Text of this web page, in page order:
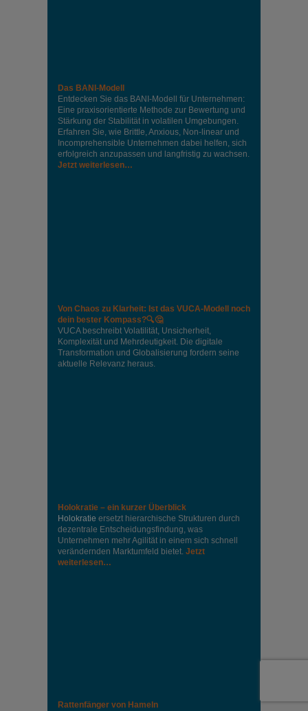
Das BANI-Modell
Entdecken Sie das BANI-Modell für Unternehmen:
Eine praxisorientierte Methode zur Bewertung und
Stärkung der Stabilität in volatilen Umgebungen.
Erfahren Sie, wie Brittle, Anxious, Non-linear und
Incomprehensible Unternehmen dabei helfen, sich
erfolgreich anzupassen und langfristig zu wachsen.
Jetzt weiterlesen…
Von Chaos zu Klarheit: Ist das VUCA-Modell noch
dein bester Kompass?🔍🤔
VUCA beschreibt Volatilität, Unsicherheit,
Komplexität und Mehrdeutigkeit. Die digitale
Transformation und Globalisierung fordern seine
aktuelle Relevanz heraus.
Holokratie – ein kurzer Überblick
Holokratie ersetzt hierarchische Strukturen durch
dezentrale Entscheidungsfindung, was
Unternehmen mehr Agilität in einem sich schnell
verändernden Marktumfeld bietet. Jetzt
weiterlesen…
Rattenfänger von Hameln